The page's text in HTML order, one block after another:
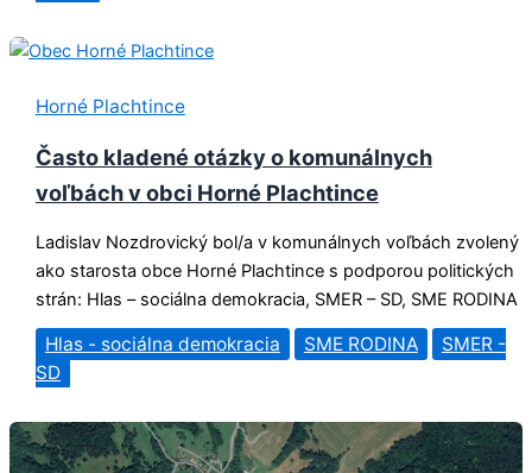
Horné Plachtince
Často kladené otázky o komunálnych
voľbách v obci Horné Plachtince
Ladislav Nozdrovický bol/a v komunálnych voľbách zvolený
ako starosta obce Horné Plachtince s podporou politických
strán: Hlas – sociálna demokracia, SMER – SD, SME RODINA
Hlas - sociálna demokracia SME RODINA
SMER -
SD